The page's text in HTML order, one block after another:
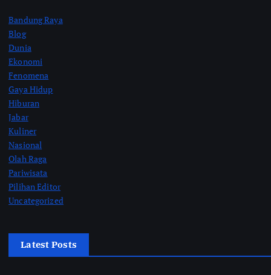
Bandung Raya
Blog
Dunia
Ekonomi
Fenomena
Gaya Hidup
Hiburan
Jabar
Kuliner
Nasional
Olah Raga
Pariwisata
Pilihan Editor
Uncategorized
Latest Posts